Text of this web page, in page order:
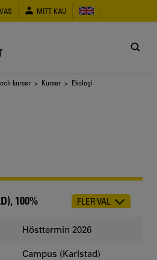
MITT KAU
kurser > Kurser > Ekologi
100% FLER VAL
Hösttermin 2026
Campus (Karlstad)